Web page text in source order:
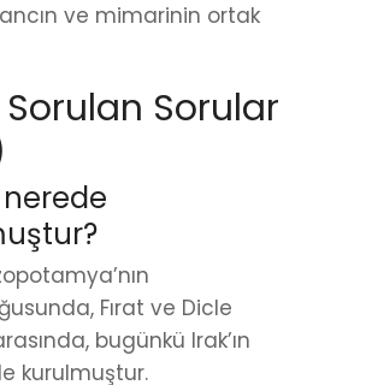
ve mimarinin ortak
Sorulan Sorular
nerede
Fırat ve Dicle
bugünkü Irak’ın
kurulmuştur.